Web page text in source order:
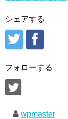
シェアする
フォローする
wpmaster